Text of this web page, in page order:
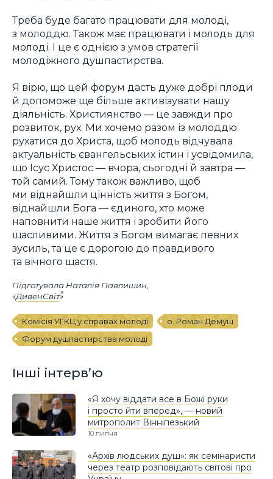
Треба буде багато працювати для молоді,
з молоддю. Також має працювати і молодь для
молоді. І це є однією з умов стратегії
молодіжного душпастирства.
Я вірю, що цей форум дасть дуже добрі плоди
й допоможе ще більше активізувати нашу
діяльність. Християнство — це завжди про
розвиток, рух. Ми хочемо разом із молоддю
рухатися до Христа, щоб молодь відчувала
актуальність євангельських істин і усвідомила,
що Ісус Христос — вчора, сьогодні й завтра —
той самий. Тому також важливо, щоб
ми віднайшли цінність життя з Богом,
віднайшли Бога — єдиного, хто може
наповнити наше життя і зробити його
щасливими. Життя з Богом вимагає певних
зусиль, та це є дорогою до правдивого
та вічного щастя.
Підготувала Наталія Павлишин,
«ДивенСвіт»
Комісія УГКЦ у справах молоді
о. Роман Демуш
Форум душпастирства молоді
Інші інтерв’ю
«Я хочу віддати все в Божі руки
і просто йти вперед», — новий
митрополит Вінніпезький
10 липня
«Архів людських душ»: як семінаристи
через театр розповідають світові про